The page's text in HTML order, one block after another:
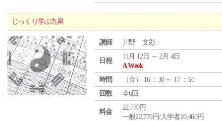
じっくり学ぶ九星
講師 川野 文彰
日程
11月 12日 ～ 2月 4日
A Week
時間
（金） 16 ：30 ～ 17 ：50
回数
全6回
料金
22,770円
一般22,770円/入学者20,460円